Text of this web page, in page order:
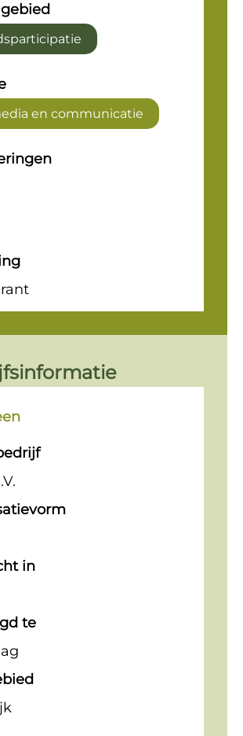
en communicatie
in
te